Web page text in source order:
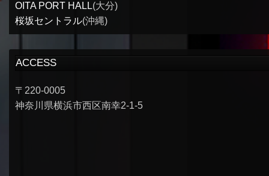
OITA PORT HALL(大分)
桜坂セントラル(沖縄)
ACCESS
〒220-0005
神奈川県横浜市西区南幸2-1-5